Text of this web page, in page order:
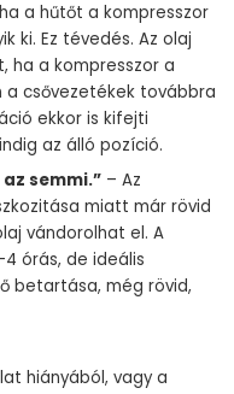
a hűtőt a kompresszor
ki. Ez tévedés. Az olaj
ha a kompresszor a
a csővezetékek továbbra
ekkor is kifejti
az álló pozíció.
semmi.” – Az
miatt már rövid
vándorolhat el. A
órás, de ideális
betartása, még rövid,
hiányából, vagy a